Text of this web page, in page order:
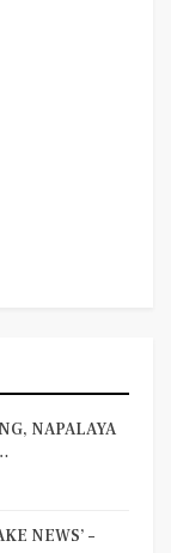
NAPALAYA
NEWS’ –